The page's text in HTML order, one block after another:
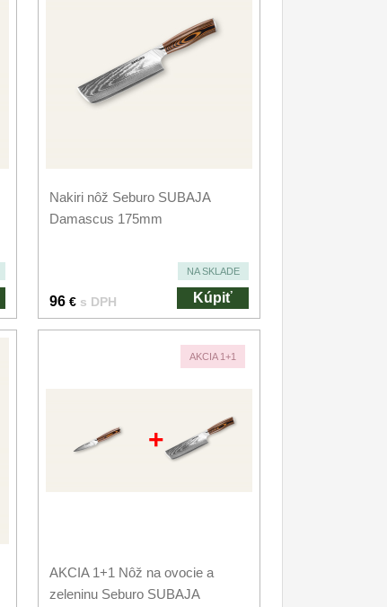
Nakiri nôž Seburo SUBAJA
Damascus 175mm
NA SKLADE
96 € s DPH Kúpiť
AKCIA 1+1
+
AKCIA 1+1 Nôž na ovocie a
zeleninu Seburo SUBAJA